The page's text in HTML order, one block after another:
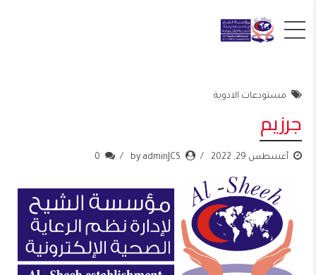
مستودعات الادوية
جرزيم
أغسطس 29, 2022 by adminJCS
0